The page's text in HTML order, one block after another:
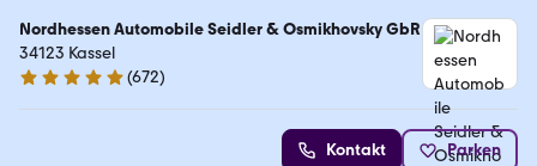
Nordhessen Automobile Seidler & Osmikhovsky GbR
34123 Kassel
4.9 Sterne
(672)
Kontakt Parken